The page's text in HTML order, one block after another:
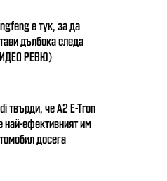
e тук, за да
дълбока следа
РЕВЮ)
твърди, че A2 E-Tron
ефективният им
досега